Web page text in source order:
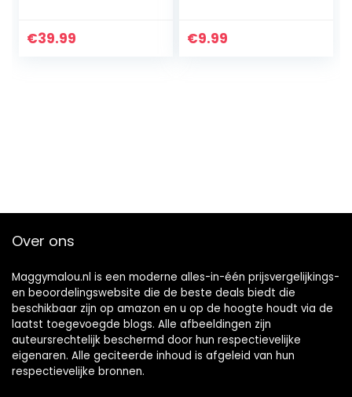
€39.99 €9.99
Over ons
Maggymalou.nl is een moderne alles-in-één prijsvergelijkings-
en beoordelingswebsite die de beste deals biedt die
beschikbaar zijn op amazon en u op de hoogte houdt via de
laatst toegevoegde blogs. Alle afbeeldingen zijn
auteursrechtelijk beschermd door hun respectievelijke
eigenaren. Alle geciteerde inhoud is afgeleid van hun
respectievelijke bronnen.